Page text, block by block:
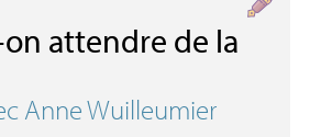
attendre de la
Anne Wuilleumier